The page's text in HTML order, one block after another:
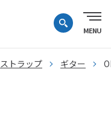
ストラップ ギター